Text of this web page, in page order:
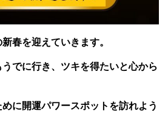
春を迎えていきます。
でに行き、ツキを得たいと心から
に開運パワースポットを訪れよう